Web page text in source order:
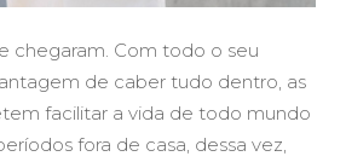
chegaram. Com todo o seu
de caber tudo dentro, as
facilitar a vida de todo mundo
fora de casa, dessa vez,